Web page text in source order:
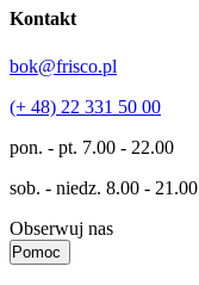
Kontakt
bok@frisco.pl
(+ 48) 22 331 50 00
pon. - pt. 7.00 - 22.00
sob. - niedz. 8.00 - 21.00
Obserwuj nas
Pomoc